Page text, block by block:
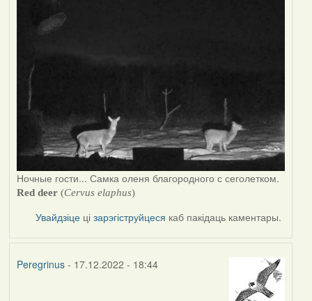
Ночные гости... Самка оленя благородного с сеголетком.
Red deer (Cervus elaphus)
Увайдзіце цізарэгіструйцеся каб пакідаць каментары.
Peregrinus- 17.12.2022 - 18:44